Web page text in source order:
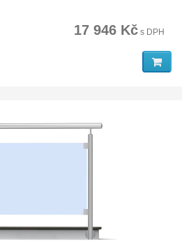
17 946 Kč s DPH